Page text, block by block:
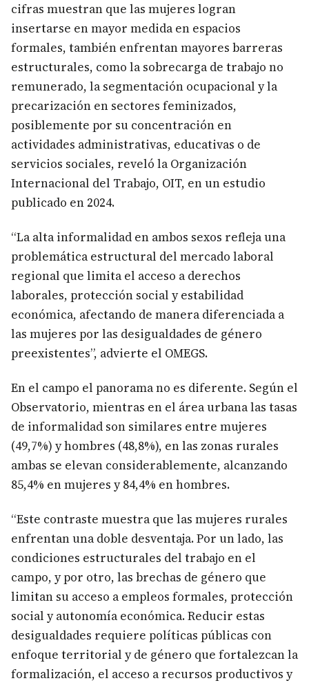
cifras muestran que las mujeres logran
insertarse en mayor medida en espacios
formales, también enfrentan mayores barreras
estructurales, como la sobrecarga de trabajo no
remunerado, la segmentación ocupacional y la
precarización en sectores feminizados,
posiblemente por su concentración en
actividades administrativas, educativas o de
servicios sociales, reveló la Organización
Internacional del Trabajo, OIT, en un estudio
publicado en 2024.
“La alta informalidad en ambos sexos refleja una
problemática estructural del mercado laboral
regional que limita el acceso a derechos
laborales, protección social y estabilidad
económica, afectando de manera diferenciada a
las mujeres por las desigualdades de género
preexistentes”, advierte el OMEGS.
En el campo el panorama no es diferente. Según el
Observatorio, mientras en el área urbana las tasas
de informalidad son similares entre mujeres
(49,7%) y hombres (48,8%), en las zonas rurales
ambas se elevan considerablemente, alcanzando
85,4% en mujeres y 84,4% en hombres.
“Este contraste muestra que las mujeres rurales
enfrentan una doble desventaja. Por un lado, las
condiciones estructurales del trabajo en el
campo, y por otro, las brechas de género que
limitan su acceso a empleos formales, protección
social y autonomía económica. Reducir estas
desigualdades requiere políticas públicas con
enfoque territorial y de género que fortalezcan la
formalización, el acceso a recursos productivos y